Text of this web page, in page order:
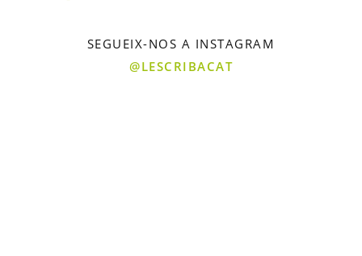
SEGUEIX-NOS A INSTAGRAM
@LESCRIBACAT